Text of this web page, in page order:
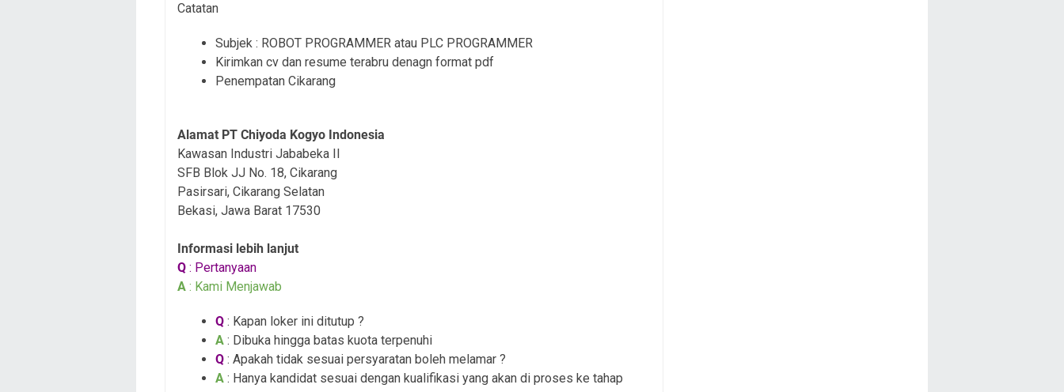
Catatan
Subjek : ROBOT PROGRAMMER atau PLC PROGRAMMER
Kirimkan cv dan resume terabru denagn format pdf
Penempatan Cikarang
Alamat PT Chiyoda Kogyo Indonesia
Kawasan Industri Jababeka II
SFB Blok JJ No. 18, Cikarang
Pasirsari, Cikarang Selatan
Bekasi, Jawa Barat 17530
Informasi lebih lanjut
Q : Pertanyaan
A : Kami Menjawab
Q : Kapan loker ini ditutup ?
A : Dibuka hingga batas kuota terpenuhi
Q : Apakah tidak sesuai persyaratan boleh melamar ?
A : Hanya kandidat sesuai dengan kualifikasi yang akan di proses ke tahap